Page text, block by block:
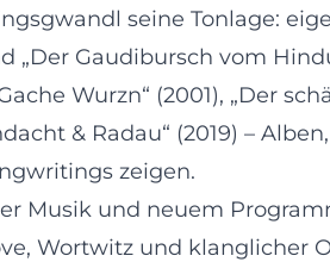
seine Tonlage:
„Der Gaudibursch vom
Wurzn“ (2001), „Der
& Radau“ (2019) –
zeigen.
Musik und neuem
Wortwitz und klanglicher